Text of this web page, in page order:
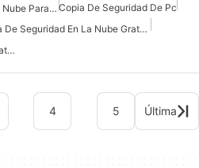
Copia De Seguridad En La Nube Para Windows Copia De Seguridad De Pc
Copia De Seguridad En La Nube Gratuita
Copia De Seguridad En La Nube Gratuita Para Windows
4 5 Última